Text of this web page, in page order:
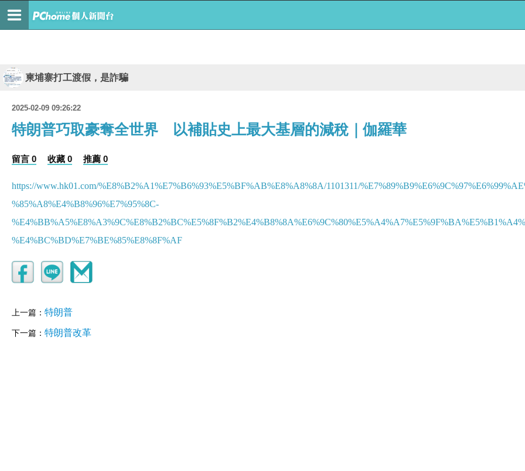
柬埔寨打工渡假，是詐騙
2025-02-09 09:26:22
特朗普巧取豪奪全世界 以補貼史上最大基層的減稅｜伽羅華
留言 0 收藏 0 推薦 0
https://www.hk01.com/%E8%B2%A1%E7%B6%93%E5%BF%AB%E8%A8%8A/1101311/
%85%A8%E4%B8%96%E7%95%8C-
%E4%BC%BD%E7%BE%85%E8%8F%AF
上一篇： 特朗普
下一篇： 特朗普改革